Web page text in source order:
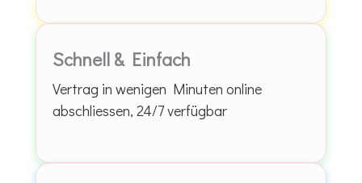
Schnell & Einfach
Vertrag in wenigen Minuten online
abschliessen, 24/7 verfügbar